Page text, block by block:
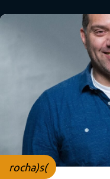
rocha)s(